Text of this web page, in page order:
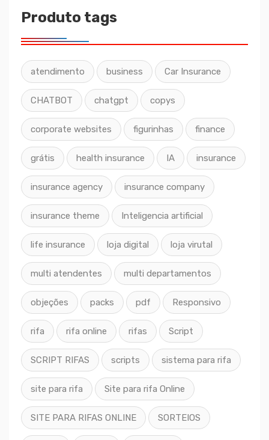
Produto tags
atendimento business Car Insurance
CHATBOT chatgpt copys
corporate websites figurinhas finance
grátis health insurance IA insurance
insurance agency insurance company
insurance theme Inteligencia artificial
life insurance loja digital loja virutal
multi atendentes multi departamentos
objeções packs pdf Responsivo
rifa rifa online rifas Script
SCRIPT RIFAS scripts sistema para rifa
site para rifa Site para rifa Online
SITE PARA RIFAS ONLINE SORTEIOS